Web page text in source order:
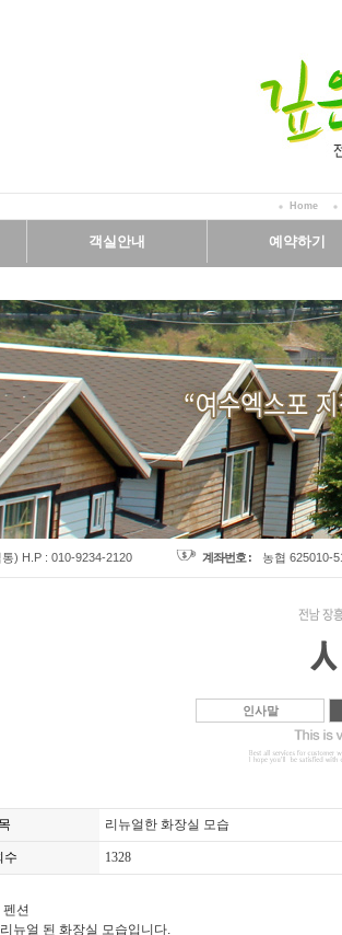
Home
객실안내 예약하기
실시간예약
) H.P : 010-9234-2120 계좌번호 : 농협 625010-
인사말
리뉴얼한 화장실 모습
수 1328
션
뉴얼 된 화장실 모습입니다.